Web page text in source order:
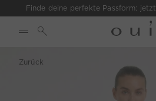
Finde deine perfekte Passform: jetzt
Zurück